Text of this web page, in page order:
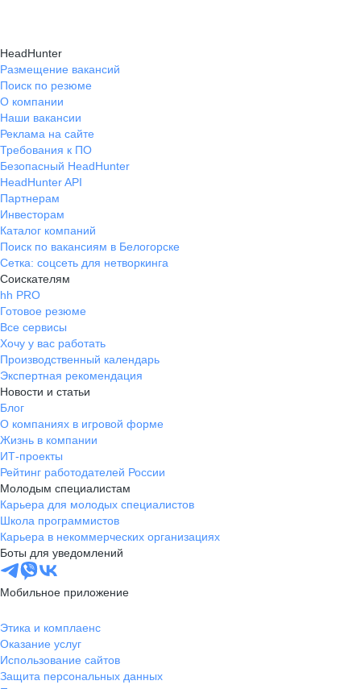
HeadHunter
Размещение вакансий
Поиск по резюме
О компании
Наши вакансии
Реклама на сайте
Требования к ПО
Безопасный HeadHunter
HeadHunter API
Партнерам
Инвесторам
Каталог компаний
Поиск по вакансиям в Белогорске
Сетка: соцсеть для нетворкинга
Соискателям
hh PRO
Готовое резюме
Все сервисы
Хочу у вас работать
Производственный календарь
Экспертная рекомендация
Новости и статьи
Блог
О компаниях в игровой форме
Жизнь в компании
ИТ-проекты
Рейтинг работодателей России
Молодым специалистам
Карьера для молодых специалистов
Школа программистов
Карьера в некоммерческих организациях
Боты для уведомлений
Мобильное приложение
Этика и комплаенс
Оказание услуг
Использование сайтов
Защита персональных данных